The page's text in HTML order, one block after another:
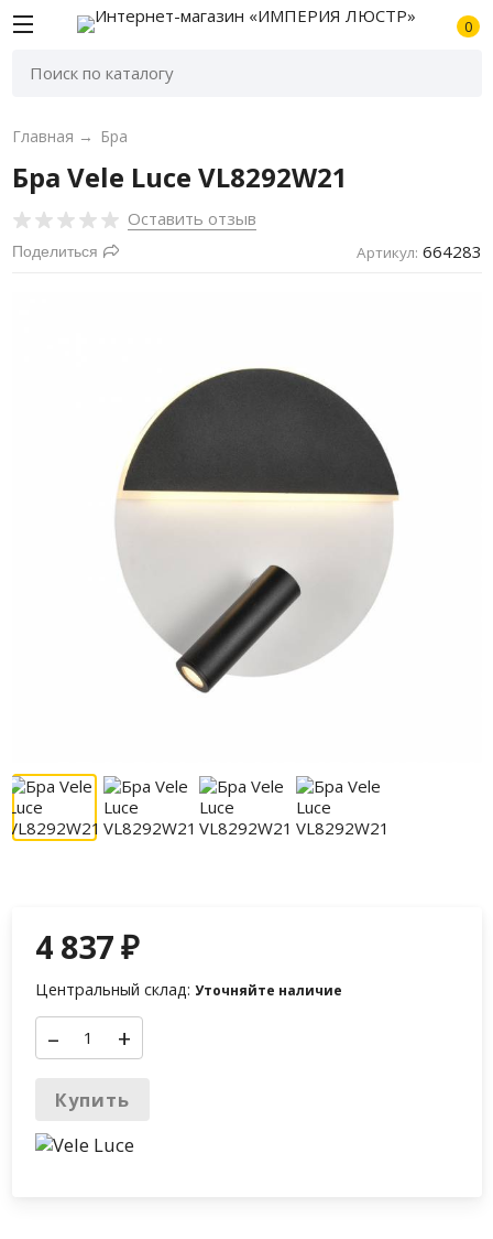
0
Главная → Бра
Бра Vele Luce VL8292W21
Оставить отзыв
Поделиться Артикул: 664283
4 837₽
Центральный склад: Уточняйте наличие
– +
Купить